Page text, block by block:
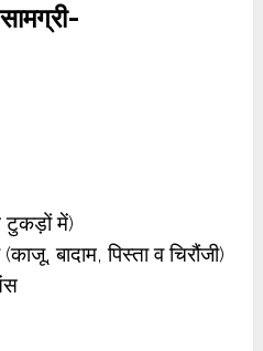
टुकड़ों में)
बादाम, पिस्ता व चिरौंजी)